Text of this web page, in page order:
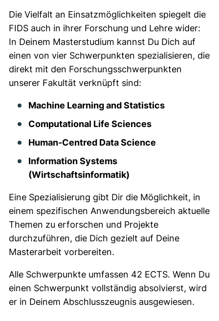
Die Vielfalt an Einsatzmöglichkeiten spiegelt die
FIDS auch in ihrer Forschung und Lehre wider:
In Deinem Masterstudium kannst Du Dich auf
einen von vier Schwerpunkten spezialisieren, die
direkt mit den Forschungsschwerpunkten
unserer Fakultät verknüpft sind:
Machine Learning and Statistics
Computational Life Sciences
Human-Centred Data Science
Information Systems
(Wirtschaftsinformatik)
Eine Spezialisierung gibt Dir die Möglichkeit, in
einem spezifischen Anwendungsbereich aktuelle
Themen zu erforschen und Projekte
durchzuführen, die Dich gezielt auf Deine
Masterarbeit vorbereiten.
Alle Schwerpunkte umfassen 42 ECTS. Wenn Du
einen Schwerpunkt vollständig absolvierst, wird
er in Deinem Abschlusszeugnis ausgewiesen.